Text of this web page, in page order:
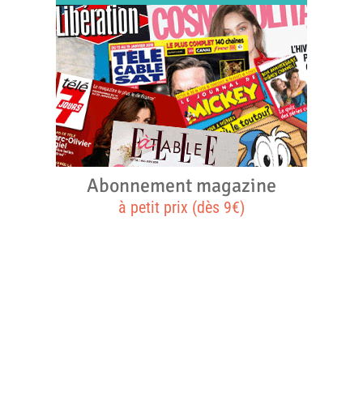
Abonnement magazine
à petit prix (dès 9€)